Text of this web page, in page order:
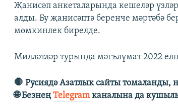
Җанисәп анкеталарында кешеләр
алды. Бу җанисәптә беренче мәртәбә
мөмкинлек бирелде.
Милләтләр турында мәгълүмат 2022
🛑 Русиядә Азатлык сайты томаланды,
🌐 БезнеңTelegramканалына да